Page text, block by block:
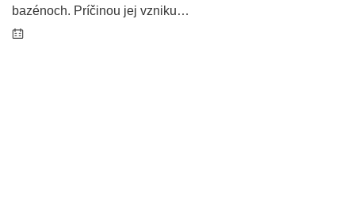
bazénoch. Príčinou jej vzniku…